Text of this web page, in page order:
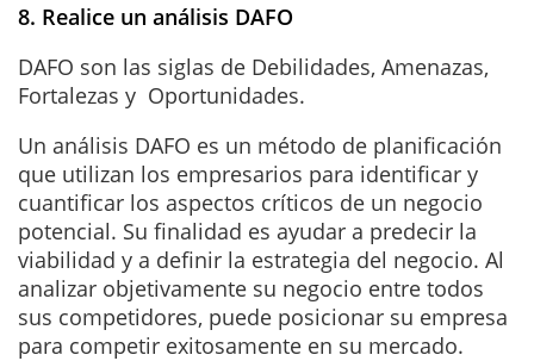
8. Realice un análisis DAFO
DAFO son las siglas de Debilidades, Amenazas,
Fortalezas y Oportunidades.
Un análisis DAFO es un método de planificación
que utilizan los empresarios para identificar y
cuantificar los aspectos críticos de un negocio
potencial. Su finalidad es ayudar a predecir la
viabilidad y a definir la estrategia del negocio. Al
analizar objetivamente su negocio entre todos
sus competidores, puede posicionar su empresa
para competir exitosamente en su mercado.